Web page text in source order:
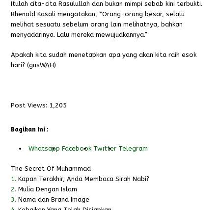
Itulah cita-cita Rasulullah dan bukan mimpi sebab kini terbukti.
Rhenald Kasali mengatakan, “Orang-orang besar, selalu
melihat sesuatu sebelum orang lain melihatnya, bahkan
menyadarinya. Lalu mereka mewujudkannya.”
Apakah kita sudah menetapkan apa yang akan kita raih esok
hari? (gusWAH)
Post Views: 1,205
Bagikan Ini :
Whatsapp Facebook Twitter Telegram
The Secret Of Muhammad
1. Kapan Terakhir, Anda Membaca Sirah Nabi?
2. Mulia Dengan Islam
3. Nama dan Brand Image